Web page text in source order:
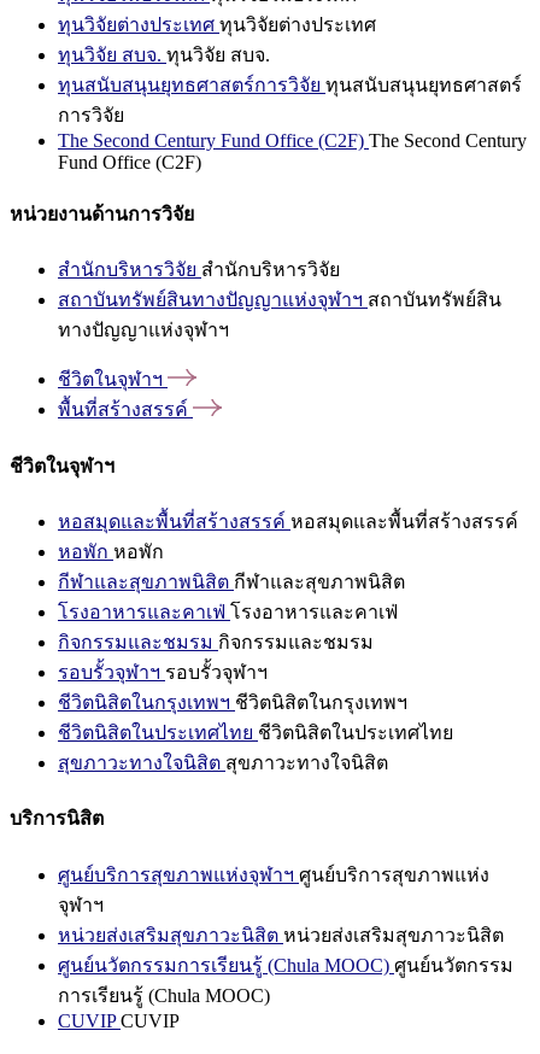
ทุนวิจัยต่างประเทศ ทุนวิจัยต่างประเทศ
ทุนวิจัย สบจ. ทุนวิจัย สบจ.
ทุนสนับสนุนยุทธศาสตร์การวิจัย ทุนสนับสนุนยุทธศาสตร์
การวิจัย
The Second Century Fund Office (C2F) The Second Century
Fund Office (C2F)
หน่วยงานด้านการวิจัย
สำนักบริหารวิจัย สำนักบริหารวิจัย
สถาบันทรัพย์สินทางปัญญาแห่งจุฬาฯ สถาบันทรัพย์สิน
ทางปัญญาแห่งจุฬาฯ
ชีวิตในจุฬาฯ
พื้นที่สร้างสรรค์
ชีวิตในจุฬาฯ
หอสมุดและพื้นที่สร้างสรรค์ หอสมุดและพื้นที่สร้างสรรค์
หอพัก หอพัก
กีฬาและสุขภาพนิสิต กีฬาและสุขภาพนิสิต
โรงอาหารและคาเฟ่ โรงอาหารและคาเฟ่
กิจกรรมและชมรม กิจกรรมและชมรม
รอบรั้วจุฬาฯ รอบรั้วจุฬาฯ
ชีวิตนิสิตในกรุงเทพฯ ชีวิตนิสิตในกรุงเทพฯ
ชีวิตนิสิตในประเทศไทย ชีวิตนิสิตในประเทศไทย
สุขภาวะทางใจนิสิต สุขภาวะทางใจนิสิต
บริการนิสิต
ศูนย์บริการสุขภาพแห่งจุฬาฯ ศูนย์บริการสุขภาพแห่ง
จุฬาฯ
หน่วยส่งเสริมสุขภาวะนิสิต หน่วยส่งเสริมสุขภาวะนิสิต
ศูนย์นวัตกรรมการเรียนรู้ (Chula MOOC) ศูนย์นวัตกรรม
การเรียนรู้ (Chula MOOC)
CUVIPCUVIP